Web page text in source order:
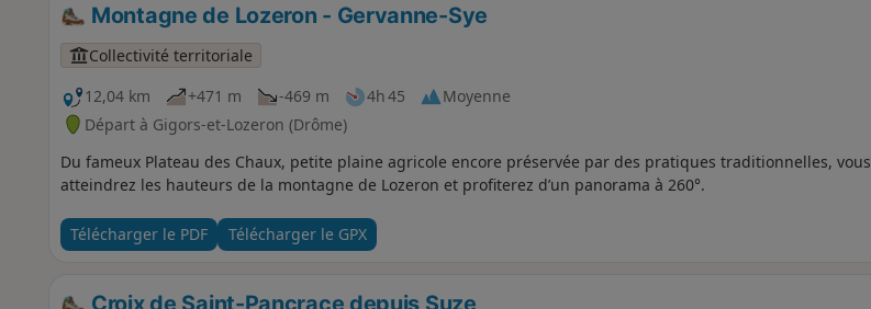
Montagne de Lozeron - Gervanne-Sye
Collectivité territoriale
12,04 km
+471 m -469 m 4h 45
Moyenne
Départ à Gigors-et-Lozeron (Drôme)
Du fameux Plateau des Chaux, petite plaine agricole encore préservée par des pratiques traditionnelles, vous
atteindrez les hauteurs de la montagne de Lozeron et profiterez d’un panorama à 260°.
Télécharger le PDF Télécharger le GPX
Croix de Saint-Pancrace depuis Suze